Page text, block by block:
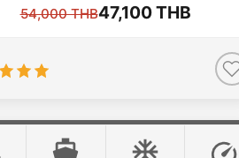
54,000 THB47,100 THB
BUILD 46FT